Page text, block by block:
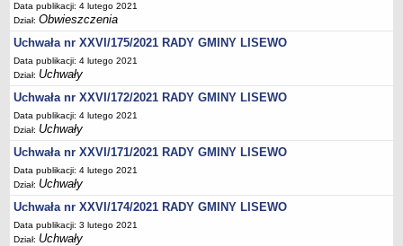
Uchwały
Uchwały archiwum
Protokoły
Deklaracje
Teksty jednolite
Ogłoszenia
Oświadczenia
Interpelacje
Wzory, druki
Wybory uzupełniające
GOSPODARKA ODPADAMI KOMUNALNYMI
Data publikacji: 4 lutego 2021
Dział:Obwieszczenia
Uchwała nr XXVI/175/2021 RADY GMINY LISEWO
Data publikacji: 4 lutego 2021
Dział: Uchwały
Uchwała nr XXVI/172/2021 RADY GMINY LISEWO
Data publikacji: 4 lutego 2021
Dział: Uchwały
Uchwała nr XXVI/171/2021 RADY GMINY LISEWO
Data publikacji: 4 lutego 2021
Dział: Uchwały
Uchwała nr XXVI/174/2021 RADY GMINY LISEWO
Data publikacji: 3 lutego 2021
Dział: Uchwały